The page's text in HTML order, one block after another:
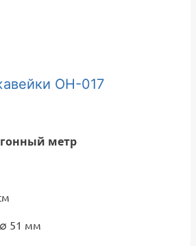
ОН-017
метр
51 мм